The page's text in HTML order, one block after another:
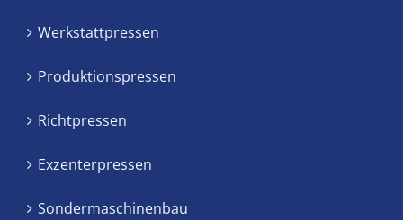
Werkstattpressen
Produktionspressen
Richtpressen
Exzenterpressen
Sondermaschinenbau